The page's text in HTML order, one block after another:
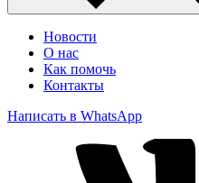
Новости
О нас
Как помочь
Контакты
Написать в WhatsApp